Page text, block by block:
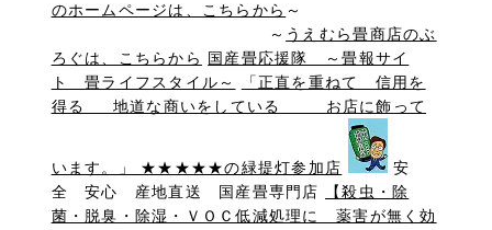
のホームページは、こちらから ～
～ うえむら畳商店のぶ
ろぐは、こちらから 国産畳応援隊 ～畳報サイ
ト 畳ライフスタイル～
「正直を重ねて 信用を
得る 地道な商いをしている お店に飾って
います。」 ★★★★★の緑提灯参加店
安
全 安心 産地直送 国産畳専門店
【殺虫・除
菌・脱臭・除湿・ＶＯＣ低減処理に 薬害が無く効